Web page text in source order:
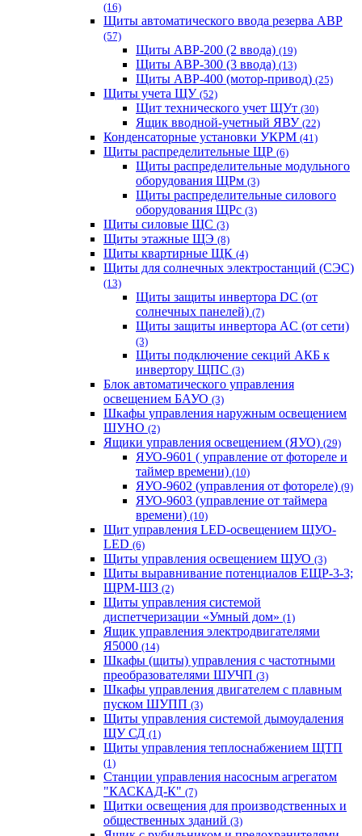
(16)
Щиты автоматического ввода резерва АВР
(57)
Щиты АВР-200 (2 ввода) (19)
Щиты АВР-300 (3 ввода) (13)
Щиты АВР-400 (мотор-привод) (25)
Щиты учета ЩУ (52)
Щит технического учет ЩУт (30)
Ящик вводной-учетный ЯВУ (22)
Конденсаторные установки УКРМ (41)
Щиты распределительные ЩР (6)
Щиты распределительные модульного
оборудования ЩРм (3)
Щиты распределительные силового
оборудования ЩРс (3)
Щиты силовые ЩС (3)
Щиты этажные ЩЭ (8)
Щиты квартирные ЩК (4)
Щиты для солнечных электростанций (СЭС)
(13)
Щиты защиты инвертора DC (от
солнечных панелей) (7)
Щиты защиты инвертора AC (от сети)
(3)
Щиты подключение секций АКБ к
инвертору ЩПС (3)
Блок автоматического управления
освещением БАУО (3)
Шкафы управления наружным освещением
ШУНО (2)
Ящики управления освещением (ЯУО) (29)
ЯУО-9601 ( управление от фотореле и
таймер времени) (10)
ЯУО-9602 (управления от фотореле) (9)
ЯУО-9603 (управление от таймера
времени) (10)
Щит управления LED-освещением ЩУО-
LED (6)
Щиты управления освещением ЩУО (3)
Щиты выравнивание потенциалов ЕЩР-3-3;
ЩРМ-ШЗ (2)
Щиты управления системой
диспетчеризации «Умный дом» (1)
Ящик управления электродвигателями
Я5000 (14)
Шкафы (щиты) управления с частотными
преобразователями ШУЧП (3)
Шкафы управления двигателем с плавным
пуском ШУПП (3)
Щиты управления системой дымоудаления
ЩУ СД (1)
Щиты управления теплоснабжением ЩТП
(1)
Станции управления насосным агрегатом
"КАСКАД-К" (7)
Щитки освещения для производственных и
общественных зданий (3)